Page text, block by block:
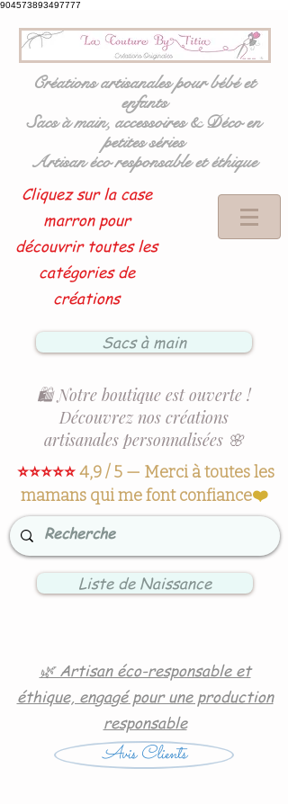
904573893497777
Créations artisanales pour bébé et
enfants
Sacs à main, accessoires & Déco en
petites séries
Artisan éco responsable et éthique
Cliquez sur la case
marron pour
découvrir toutes les
catégories de
créations
Sacs à main
🛍️ Notre boutique est ouverte !
Découvrez nos créations
artisanales personnalisées 🌸
⭐⭐⭐⭐⭐4,9 / 5 — Merci à toutes les
mamans qui me font confiance❤️
Liste de Naissance
🌿 Artisan éco-responsable et
éthique, engagé pour une production
responsable
Avis Clients